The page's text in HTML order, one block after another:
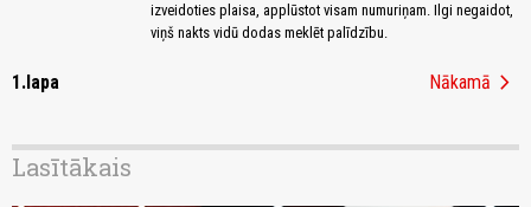
izveidoties plaisa, applūstot visam numuriņam. Ilgi negaidot,
viņš nakts vidū dodas meklēt palīdzību.
1.lapa Nākamā chevron_right
Lasītākais